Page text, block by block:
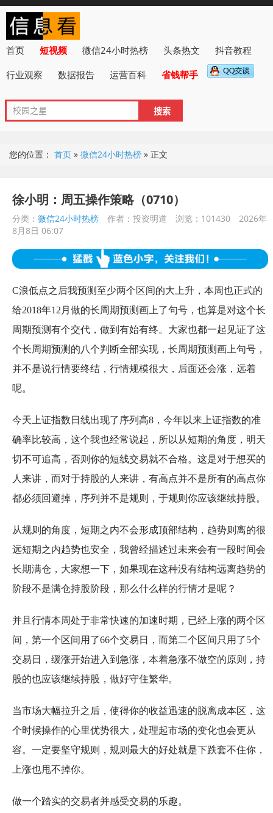
首页 短视频 微信24小时热榜 头条热文
抖音教程
行业观察
数据报告 运营百科 省钱帮手
您的位置： 首页 » 微信24小时热榜 » 正文
徐小明：周五操作策略（0710）
分类： 微信24小时热榜 作者：投资明道 浏览：101430
2026年
8月8日 06:07
C浪低点之后我预测至少两个区间的大上升，本周也正式的
给2018年12月做的长周期预测画上了句号，也算是对这个长
周期预测有个交代，做到有始有终。大家也都一起见证了这
个长周期预测的八个判断全部实现，长周期预测画上句号，
并不是说行情要终结，行情规模很大，后面还会涨，远着
呢。
今天上证指数日线出现了序列高8，今年以来上证指数的准
确率比较高，这个我也经常说起，所以从短期的角度，明天
切不可追高，否则你的短线交易就不合格。这是对于想买的
人来讲，而对于持股的人来讲，有高点并不是所有的高点你
都必须回避掉，序列并不是规则，于规则你应该继续持股。
从规则的角度，短期之内不会形成顶部结构，趋势则离的很
远短期之内趋势也安全，我曾经描述过未来会有一段时间会
长期满仓，大家想一下，如果现在这种没有结构远离趋势的
阶段不是满仓持股阶段，那么什么样的行情才是呢？
并且行情本周处于非常快速的加速时期，已经上涨的两个区
间，第一个区间用了66个交易日，而第二个区间只用了5个
交易日，缓涨开始进入到急涨，本着急涨不做空的原则，持
股的也应该继续持股，做好守住繁华。
当市场大幅拉升之后，使得你的收益迅速的脱离成本区，这
个时候操作的心里优势很大，处理起市场的变化也会更从
容。一定要坚守规则，规则最大的好处就是下跌套不住你，
上涨也甩不掉你。
做一个踏实的交易者并感受交易的乐趣。